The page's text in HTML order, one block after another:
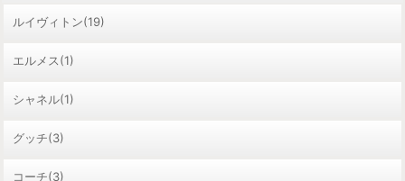
ルイヴィトン(19)
エルメス(1)
シャネル(1)
グッチ(3)
コーチ(3)